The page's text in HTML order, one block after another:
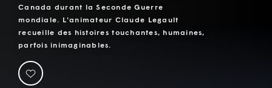
Canada durant la Seconde Guerre
mondiale. L'animateur Claude Legault
recueille des histoires touchantes, humaines,
parfois inimaginables.